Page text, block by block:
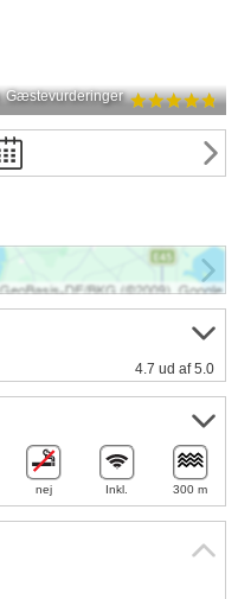
Gæstevurderinger
4.7 ud af 5.0
nej Inkl. 300 m